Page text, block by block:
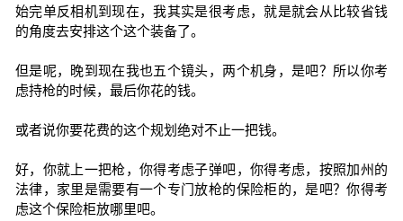
始完单反相机到现在，我其实是很考虑，就是就会从比较省钱
的角度去安排这个这个装备了。
但是呢，晚到现在我也五个镜头，两个机身，是吧？所以你考
虑持枪的时候，最后你花的钱。
或者说你要花费的这个规划绝对不止一把钱。
好，你就上一把枪，你得考虑子弹吧，你得考虑，按照加州的
法律，家里是需要有一个专门放枪的保险柜的，是吧？你得考
虑这个保险柜放哪里吧。